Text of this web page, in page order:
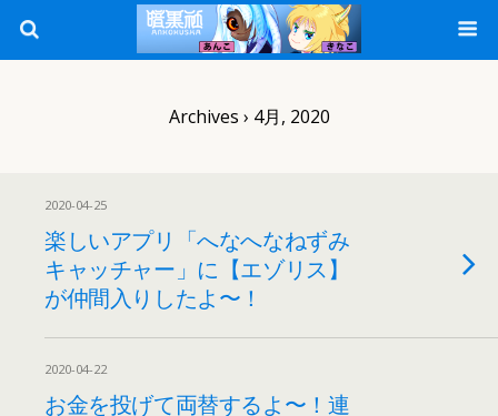
Archives › 4月, 2020
2020-04-25
楽しいアプリ「へなへなねずみ
キャッチャー」に【エゾリス】
が仲間入りしたよ〜！
2020-04-22
お金を投げて両替するよ〜！連